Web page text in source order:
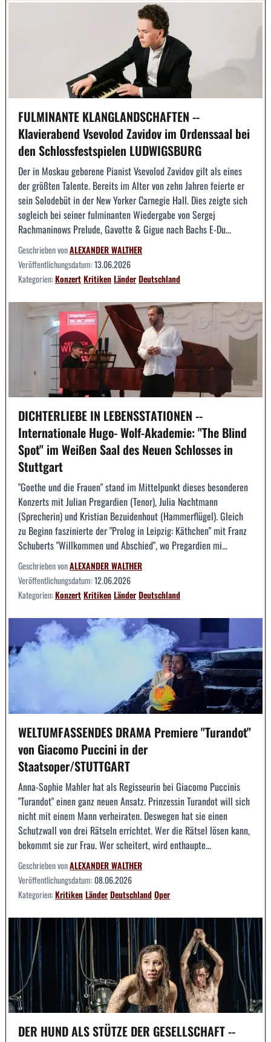
FULMINANTE KLANGLANDSCHAFTEN --
Klavierabend Vsevolod Zavidov im Ordenssaal bei
den Schlossfestspielen LUDWIGSBURG
Der in Moskau geborene Pianist Vsevolod Zavidov gilt als eines
der größten Talente. Bereits im Alter von zehn Jahren feierte er
sein Solodebüt in der New Yorker Carnegie Hall. Dies zeigte sich
sogleich bei seiner fulminanten Wiedergabe von Sergej
Rachmaninows Prelude, Gavotte & Gigue nach Bachs E-Du...
Geschrieben vonALEXANDER WALTHER
Veröffentlichungsdatum:13.06.2026
Kategorien:KonzertKritikenLänderDeutschland
DICHTERLIEBE IN LEBENSSTATIONEN --
Internationale Hugo- Wolf-Akademie: "The Blind
Spot" im Weißen Saal des Neuen Schlosses in
Stuttgart
"Goethe und die Frauen" stand im Mittelpunkt dieses besonderen
Konzerts mit Julian Pregardien (Tenor), Julia Nachtmann
(Sprecherin) und Kristian Bezuidenhout (Hammerflügel). Gleich
zu Beginn faszinierte der "Prolog in Leipzig: Käthchen" mit Franz
Schuberts "Willkommen und Abschied", wo Pregardien mi...
Geschrieben vonALEXANDER WALTHER
Veröffentlichungsdatum:12.06.2026
Kategorien:KonzertKritikenLänderDeutschland
WELTUMFASSENDES DRAMA Premiere "Turandot"
von Giacomo Puccini in der
Staatsoper/STUTTGART
Anna-Sophie Mahler hat als Regisseurin bei Giacomo Puccinis
"Turandot" einen ganz neuen Ansatz. Prinzessin Turandot will sich
nicht mit einem Mann verheiraten. Deswegen hat sie einen
Schutzwall von drei Rätseln errichtet. Wer die Rätsel lösen kann,
bekommt sie zur Frau. Wer scheitert, wird enthaupte...
Geschrieben vonALEXANDER WALTHER
Veröffentlichungsdatum:08.06.2026
Kategorien:KritikenLänderDeutschlandOper
DER HUND ALS STÜTZE DER GESELLSCHAFT --